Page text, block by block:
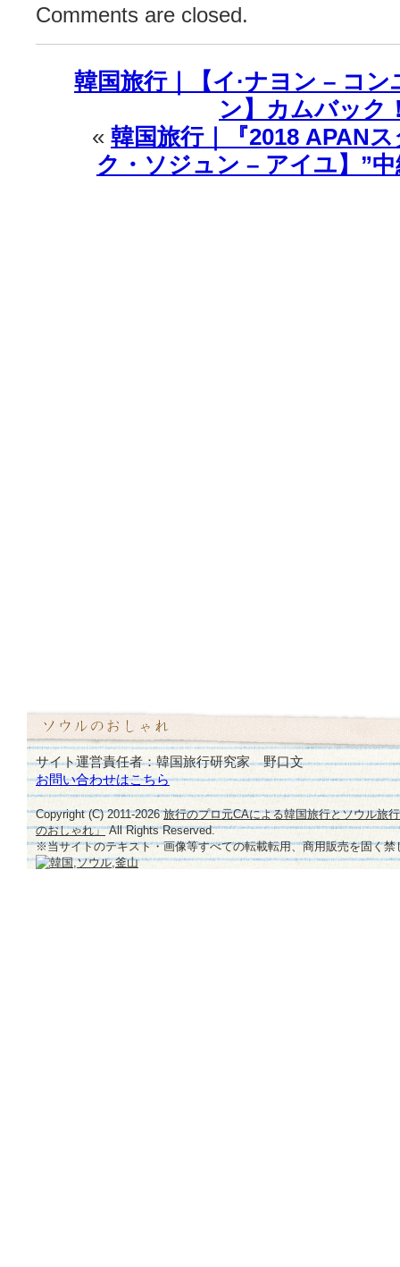
Comments are closed.
韓国旅行｜【イ·ナヨン – コ
ン】カムバック
« 韓国旅行｜『2018 APAN
ク・ソジュン – アイユ】”
サイト運営責任者：韓国旅行研究家 野口文
お問い合わせはこちら
Copyright (C) 2011-2026旅行のプロ元CAによる韓国旅行とソウル旅
のおしゃれ」All Rights Reserved.
※当サイトのテキスト・画像等すべての転載転用、商用販売を固く禁